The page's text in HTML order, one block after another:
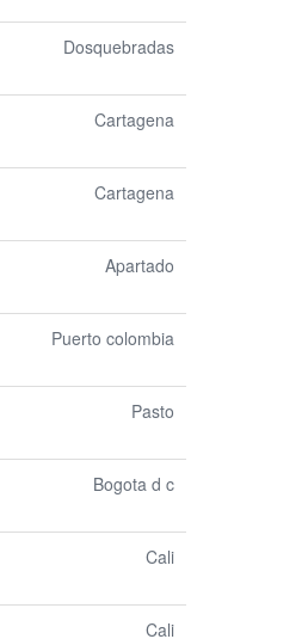
Dosquebradas
Cartagena
Cartagena
Apartado
Puerto colombia
Pasto
Bogota d c
Cali
Cali